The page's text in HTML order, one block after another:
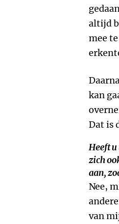
altijd
mee
kan
Dat is
Heeft
zich
aan,
Nee,
van